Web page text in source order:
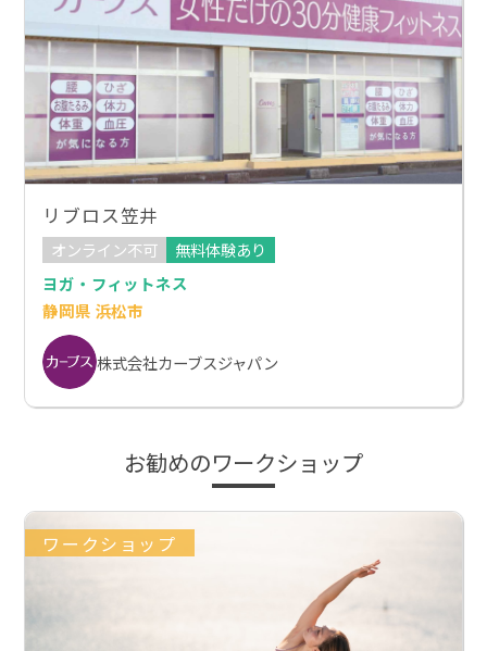
リブロス笠井
オンライン不可
無料体験あり
ヨガ・フィットネス
静岡県 浜松市
株式会社カーブスジャパン
お勧めのワークショップ
ワークショップ